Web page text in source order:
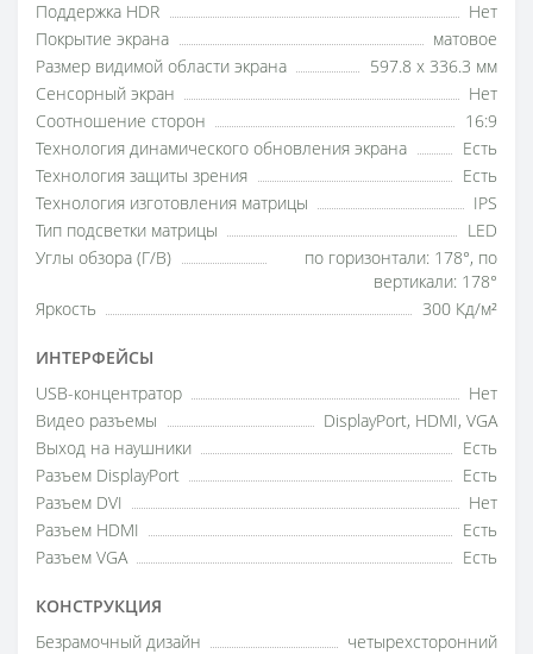
Поддержка HDR
Нет
Покрытие экрана
матовое
Размер видимой области экрана
597.8 x 336.3 мм
Сенсорный экран
Нет
Соотношение сторон
16:9
Технология динамического обновления экрана
Есть
Технология защиты зрения
Есть
Технология изготовления матрицы
IPS
Тип подсветки матрицы
LED
Углы обзора (Г/В)
по горизонтали: 178°, по
вертикали: 178°
Яркость
300 Кд/м²
ИНТЕРФЕЙСЫ
USB-концентратор
Нет
Видео разъемы
DisplayPort, HDMI, VGA
Выход на наушники
Есть
Разъем DisplayPort
Есть
Разъем DVI
Нет
Разъем HDMI
Есть
Разъем VGA
Есть
КОНСТРУКЦИЯ
Безрамочный дизайн
четырехсторонний